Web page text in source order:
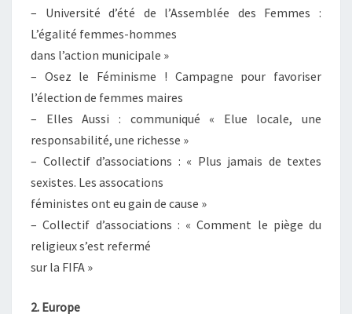
– Université d’été de l’Assemblée des Femmes :
L’égalité femmes-hommes
dans l’action municipale »
– Osez le Féminisme ! Campagne pour favoriser
l’élection de femmes maires
– Elles Aussi : communiqué « Elue locale, une
responsabilité, une richesse »
– Collectif d’associations : « Plus jamais de textes
sexistes. Les assocations
féministes ont eu gain de cause »
– Collectif d’associations : « Comment le piège du
religieux s’est refermé
sur la FIFA »
2. Europe